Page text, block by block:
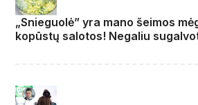
„Snieguolė” yra mano šeimos
kopūstų salotos! Negaliu